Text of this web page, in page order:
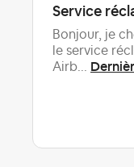
Service
Bonjour, je
le service
Airb...